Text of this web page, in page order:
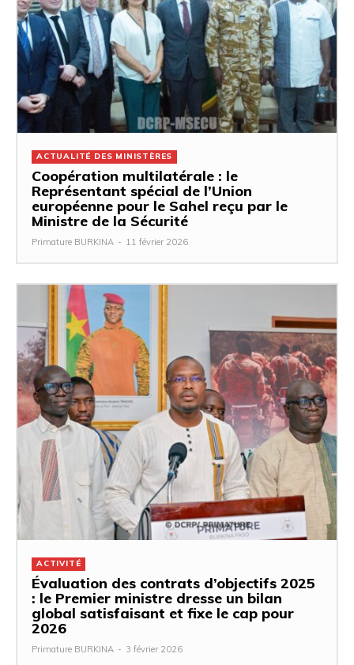
ACTUALITÉ DES MINISTÈRES
Coopération multilatérale : le
Représentant spécial de l’Union
européenne pour le Sahel reçu par le
Ministre de la Sécurité
Primature BURKINA - 11 février 2026
ACTIVITÉ
Évaluation des contrats d’objectifs 2025
: le Premier ministre dresse un bilan
global satisfaisant et fixe le cap pour
2026
Primature BURKINA - 3 février 2026